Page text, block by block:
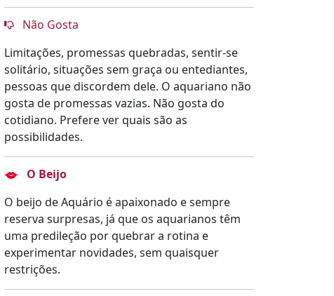
Não Gosta
Limitações, promessas quebradas, sentir-se
solitário, situações sem graça ou entediantes,
pessoas que discordem dele. O aquariano não
gosta de promessas vazias. Não gosta do
cotidiano. Prefere ver quais são as
possibilidades.
O Beijo
O beijo de Aquário é apaixonado e sempre
reserva surpresas, já que os aquarianos têm
uma predileção por quebrar a rotina e
experimentar novidades, sem quaisquer
restrições.